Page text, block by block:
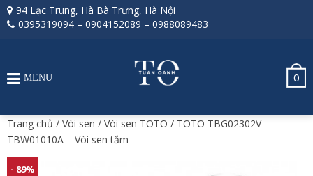
94 Lạc Trung, Hà Bà Trưng, Hà Nội
0395319094 – 0904152089 – 0988089483
0
MENU
Trang chủ / Vòi sen / Vòi sen TOTO / TOTO TBG02302V
TBW01010A – Vòi sen tắm
- 89%